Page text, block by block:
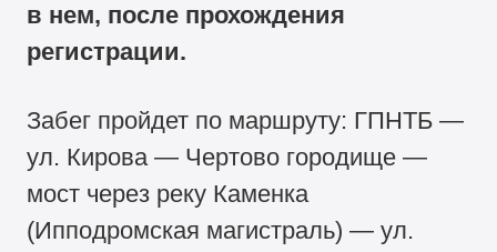
в нем, после прохождения
регистрации.
Забег пройдет по маршруту: ГПНТБ —
ул. Кирова — Чертово городище —
мост через реку Каменка
(Ипподромская магистраль) — ул.